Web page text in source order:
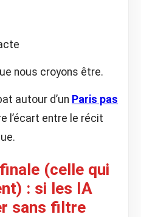
nous croyons être.
autour d’un Paris pas
l’écart entre le récit
(celle qui
: si les IA
sans filtre